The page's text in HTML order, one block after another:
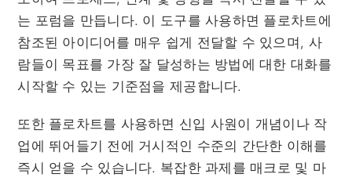
는 포럼을 만듭니다. 이 도구를 사용하면 플로차트에
참조된 아이디어를 매우 쉽게 전달할 수 있으며, 사
람들이 목표를 가장 잘 달성하는 방법에 대한 대화를
시작할 수 있는 기준점을 제공합니다.
또한 플로차트를 사용하면 신입 사원이 개념이나 작
업에 뛰어들기 전에 거시적인 수준의 간단한 이해를
즉시 얻을 수 있습니다. 복잡한 과제를 매크로 및 마